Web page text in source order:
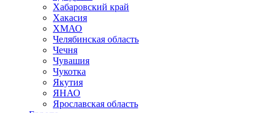
Хабаровский край
Хакасия
ХМАО
Челябинская область
Чечня
Чувашия
Чукотка
Якутия
ЯНАО
Ярославская область